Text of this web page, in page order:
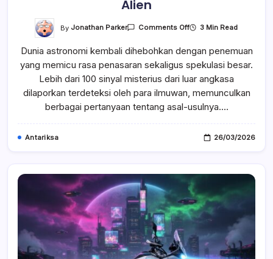
Alien
By Jonathan Parker Comments OffOn
Misterius
Dari
Luar
Angkasa
Terdeteksi,
Ilmuwan
Curiga
Adanya
3 Min Read
Dunia astronomi kembali dihebohkan dengan penemuan
yang memicu rasa penasaran sekaligus spekulasi besar.
Lebih dari 100 sinyal misterius dari luar angkasa
dilaporkan terdeteksi oleh para ilmuwan, memunculkan
berbagai pertanyaan tentang asal-usulnya.…
Antariksa 26/03/2026